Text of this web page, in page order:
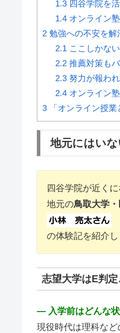
1.3四谷学院を活
1.4オンライン
2 勉強への不安を解
2.1ここしかな
2.2推薦対策もバ
2.3努力が報われ
2.4オンライン
3 「オンライン授
地元にはい
四谷学院が近く
地元の鳥取大学
の体験記を紹介し
志望大学はE判
― 入学前はどんな
現役時代は理科な